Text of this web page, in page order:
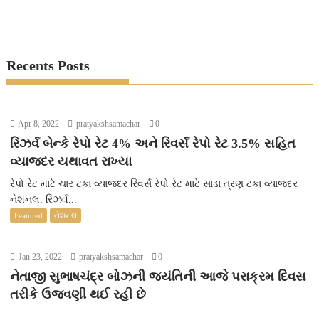
Recents Posts
Apr 8, 2022 pratyakshsamachar 0
રિઝર્વ બેન્કે રેપો રેટ 4% અને રિવર્સ રેપો રેટ 3.5% સહિત
વ્યાજદર યથાવત રાખ્યા
રેપો રેટ માટે ચાર ટકા વ્યાજદર રિવર્સ રેપો રેટ માટે સાડા ત્રણ ટકા વ્યાજદર
નેશનલ: રિઝર્વ...
Featured નેશનલ
Jan 23, 2022 pratyakshsamachar 0
નેતાજી સુભાષચંદ્ર બોઝની જયંતિની આજે પરાક્રમ દિવસ
તરીકે ઉજવણી થઈ રહી છે